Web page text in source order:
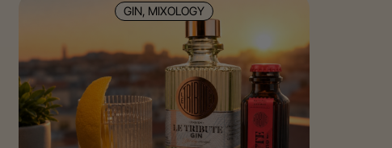
GIN, MIXOLOGY